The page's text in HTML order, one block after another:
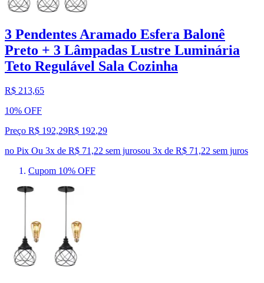
3 Pendentes Aramado Esfera Balonê
Preto + 3 Lâmpadas Lustre Luminária
Teto Regulável Sala Cozinha
R$ 213,65
10% OFF
Preço R$ 192,29R$ 192,29
no Pix Ou 3x de R$ 71,22 sem jurosou 3x de R$ 71,22 sem juros
Cupom 10% OFF